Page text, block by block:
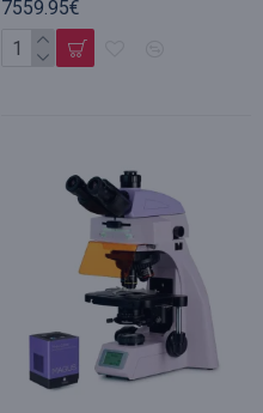
7559.95€